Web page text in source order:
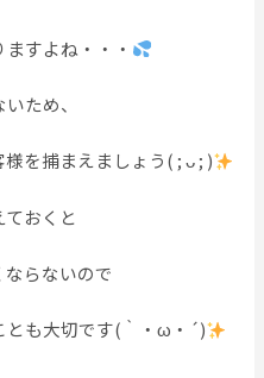
すよね・・・
ため、
を捕まえましょう( ; ᴗ ; )
おくと
らないので
とも大切です(｀・ω・´)